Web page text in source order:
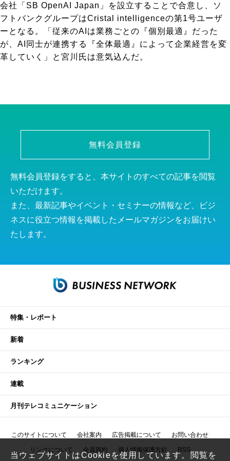
会社「SB OpenAI Japan」を設立することで合意し、ソ
フトバンクグループはCristal intelligenceの第1号ユーザ
ーとなる。「従来のAIは業務ごとの『個別最適』だった
が、AI同士が連携する『全体最適』によって企業経営を変
革していく」と宮川氏は意気込んだ。
無料会員登録
無料会員登録をすると、本サイトのすべての記事を閲覧
いただけます。
また、最新記事やイベント・セミナーの情報など、ビジ
ネスに役立つ情報を掲載したメールマガジンをお届けい
たします。
特集・レポート
新着
ランキング
連載
月刊テレコミュニケーション
このサイトについて 会社案内 広告掲載について お問い合わせ
リンクについて 会員規約 個人情報保護方針 RSS
当ウェブサイトはCookieを使用しています。閲覧を